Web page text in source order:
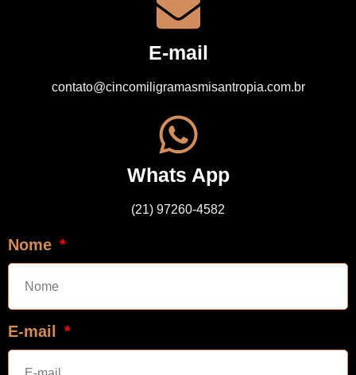
E-mail
contato@cincomiligramasmisantropia.com.br
Whats App
(21) 97260-4582
Nome
E-mail